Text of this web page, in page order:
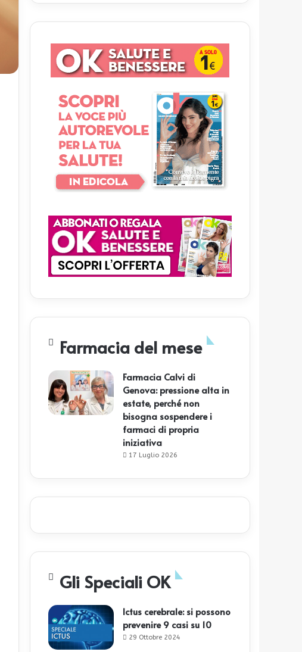
Farmacia del mese
Farmacia Calvi di
Genova: pressione alta in
estate, perché non
bisogna sospendere i
farmaci di propria
iniziativa
17 Luglio 2026
Gli Speciali OK
Ictus cerebrale: si possono
prevenire 9 casi su 10
29 Ottobre 2024